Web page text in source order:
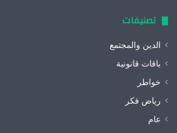
تصنيفات
الدين والمجتمع
باقات قانونية
خواطر
رياض فكر
عام